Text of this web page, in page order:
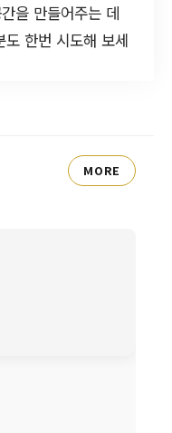
을 만들어주는 데
한번 시도해 보세
MORE